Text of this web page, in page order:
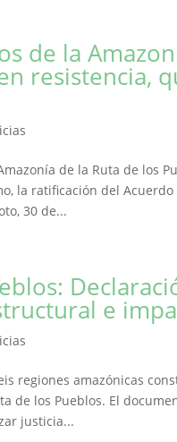
de la
resistencia,
de la Ruta de los
la ratificación del
30 de...
e
regiones amazónicas
de los Pueblos. El
justicia...